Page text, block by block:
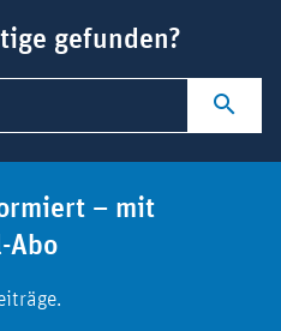
gefunden?
– mit
Abo